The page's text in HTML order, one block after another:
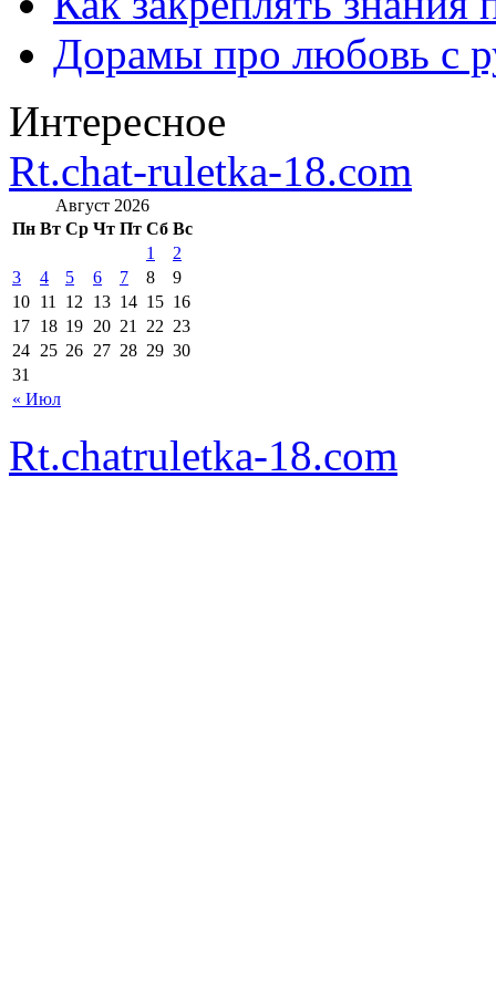
Дорамы про любовь с
Интересное
Rt.chat-ruletka-18.com
Август 2026
Пн Вт Ср Чт Пт Сб Вс
« Июл
1
2
3
4 5 6 7 8
9
10 11 12 13 14 15 16
17 18 19 20 21 22 23
24 25 26 27 28 29 30
31
Rt.chatruletka-18.com